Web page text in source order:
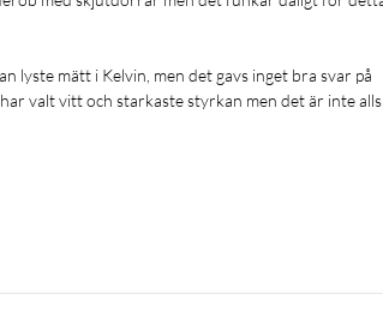
lyste mätt i Kelvin, men det gavs inget bra svar på
valt vitt och starkaste styrkan men det är inte alls